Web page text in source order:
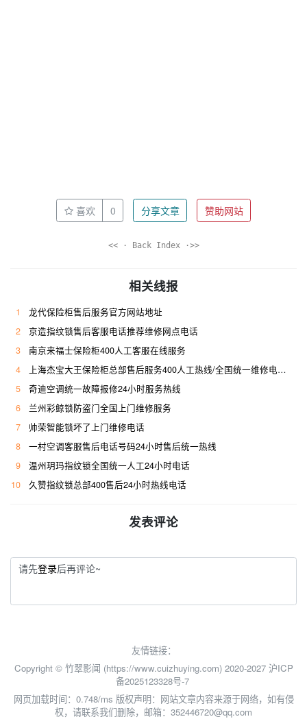
喜欢 0 分享文章 赞助网站
<< · Back Index ·>>
相关线报
1
龙代保险柜售后服务官方网站地址
2
京造指纹锁售后客服电话推荐维修网点电话
3
南京来福士保险柜400人工客服在线服务
4
上海杰宝大王保险柜总部售后服务400人工热线/全国统一维修电话是多少
5
奇迪空调统一故障报修24小时服务热线
6
兰州彩鲸锁防盗门全国上门维修服务
7
帅荣智能锁坏了上门维修电话
8
一村空调客服售后电话号码24小时售后统一热线
9
温州玥玛指纹锁全国统一人工24小时电话
10
久赞指纹锁总部400售后24小时热线电话
发表评论
请先登录后再评论~
友情链接：
Copyright © 竹翠影闻 (https://www.cuizhuying.com) 2020-2027 沪ICP
备2025123328号-7
网页加载时间：0.748/ms 版权声明：网站文章内容来源于网络，如有侵
权，请联系我们删除，邮箱：352446720@qq.com